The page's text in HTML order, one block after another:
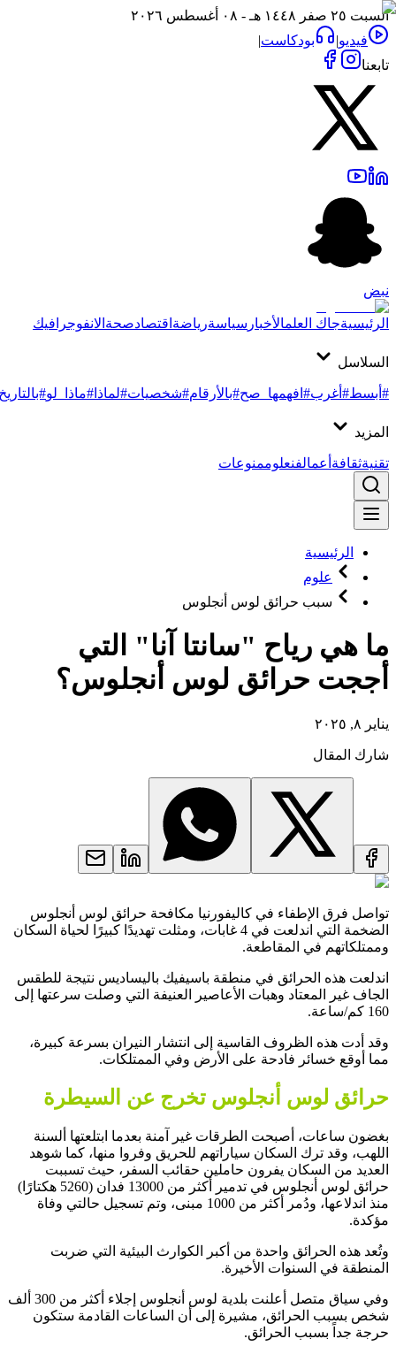
السبت ٢٥ صفر ١٤٤٨ هـ - ٠٨ أغسطس ٢٠٢٦
فيديو| بودكاست|
تابعنا
نبض
الرئيسيةجاك العلمالأخبار سياسةرياضةاقتصادصحةالانفوجرافيك
السلاسل
#أبسط#أغرب#افهمها_صح#بالأرقام#شخصيات#لماذا #ماذا_لو#بالتاريخ
المزيد
تقنيةثقافةأعمالفنعلوممنوعات
الرئيسية
علوم
سبب حرائق لوس أنجلوس
ما هي رياح "سانتا آنا" التي
أججت حرائق لوس أنجلوس؟
يناير ٨, ٢٠٢٥
شارك المقال
تواصل فرق الإطفاء في كاليفورنيا مكافحة حرائق لوس أنجلوس
الضخمة التي اندلعت في 4 غابات، ومثلت تهديدًا كبيرًا لحياة السكان
وممتلكاتهم في المقاطعة.
اندلعت هذه الحرائق في منطقة باسيفيك باليساديس نتيجة للطقس
الجاف غير المعتاد وهبات الأعاصير العنيفة التي وصلت سرعتها إلى
160 كم/ساعة.
وقد أدت هذه الظروف القاسية إلى انتشار النيران بسرعة كبيرة،
مما أوقع خسائر فادحة على الأرض وفي الممتلكات.
حرائق لوس أنجلوس تخرج عن السيطرة
بغضون ساعات، أصبحت الطرقات غير آمنة بعدما ابتلعتها ألسنة
اللهب، وقد ترك السكان سياراتهم للحريق وفروا منها، كما شوهد
العديد من السكان يفرون حاملين حقائب السفر، حيث تسببت
حرائق لوس أنجلوس في تدمير أكثر من 13000 فدان (5260 هكتارًا)
منذ اندلاعها، ودُمر أكثر من 1000 مبنى، وتم تسجيل حالتي وفاة
مؤكدة.
وتُعد هذه الحرائق واحدة من أكبر الكوارث البيئية التي ضربت
المنطقة في السنوات الأخيرة.
وفي سياق متصل أعلنت بلدية لوس أنجلوس إجلاء أكثر من 300 ألف
شخص بسبب الحرائق، مشيرة إلى أن الساعات القادمة ستكون
حرجة جداً بسبب الحرائق.